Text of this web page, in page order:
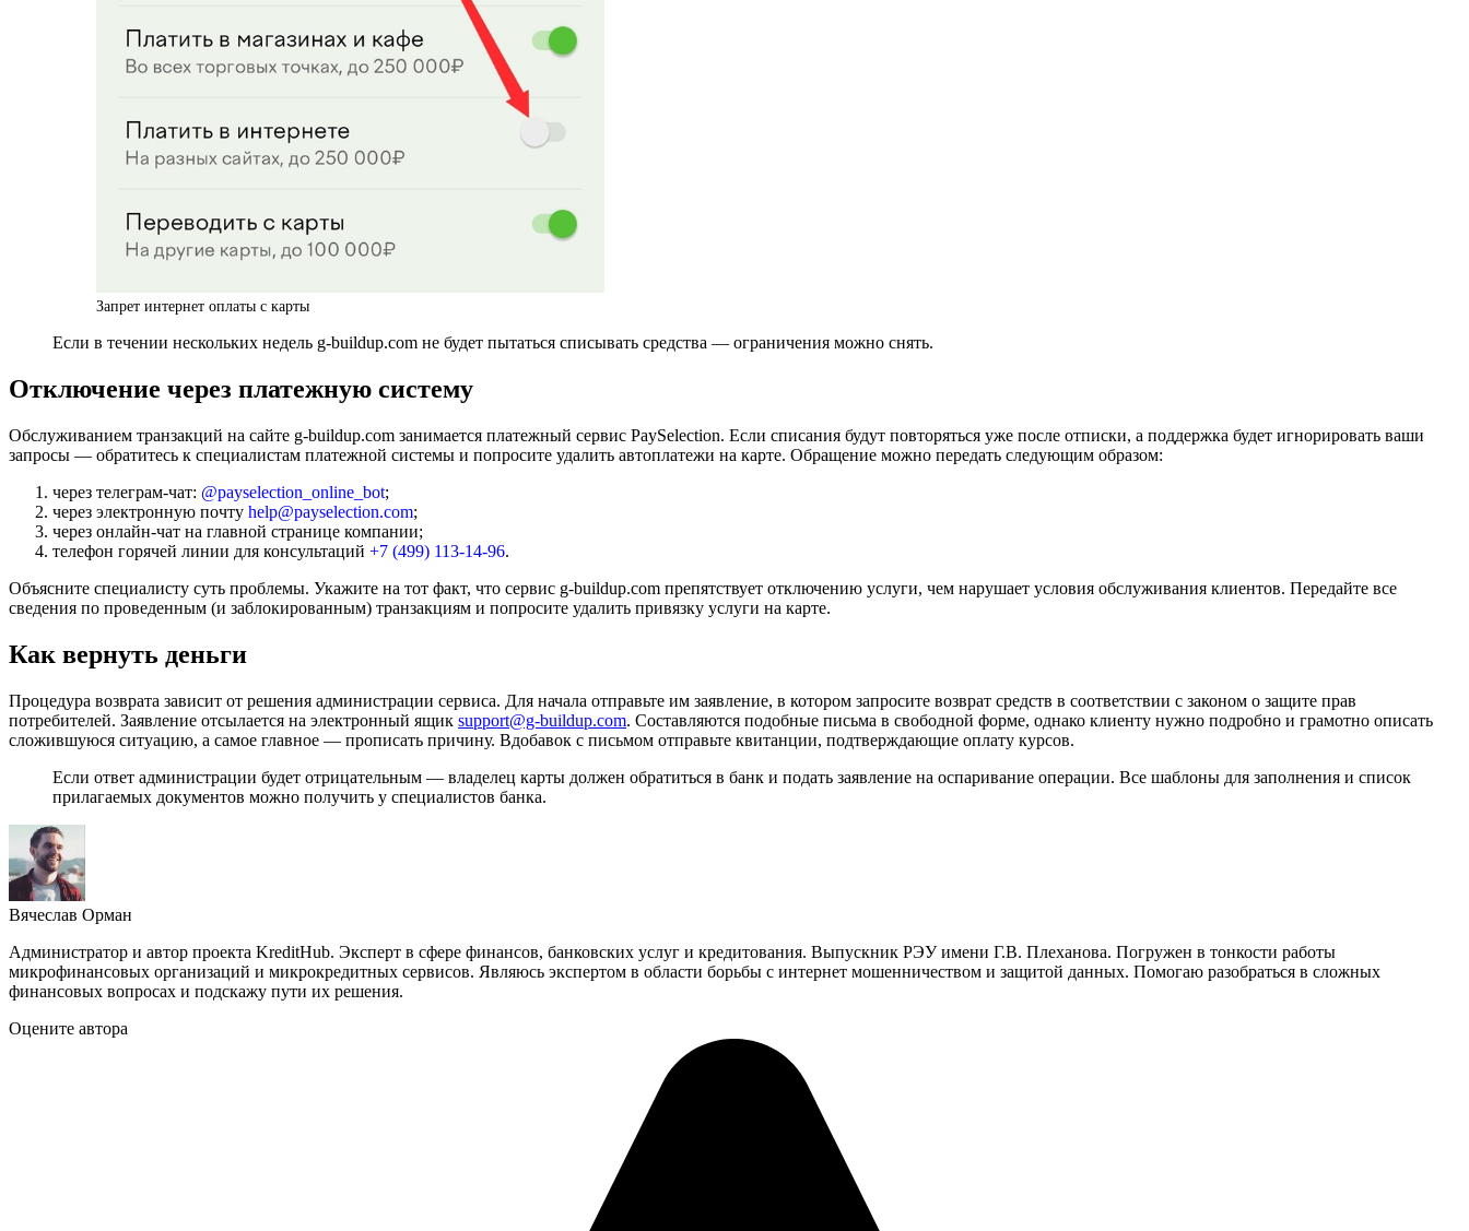
Запрет интернет оплаты с карты
Если в течении нескольких недель g-buildup.com не будет пытаться списывать средства — ограничения можно снять.
Отключение через платежную систему
Обслуживанием транзакций на сайте g-buildup.com занимается платежный сервис PaySelection. Если списания будут повторяться уже после отписки, а поддержка будет игнорировать ваши
запросы — обратитесь к специалистам платежной системы и попросите удалить автоплатежи на карте. Обращение можно передать следующим образом:
через телеграм-чат: @payselection_online_bot;
через электронную почту help@payselection.com;
через онлайн-чат на главной странице компании;
телефон горячей линии для консультаций +7 (499) 113-14-96.
Объясните специалисту суть проблемы. Укажите на тот факт, что сервис g-buildup.com препятствует отключению услуги, чем нарушает условия обслуживания клиентов. Передайте все
сведения по проведенным (и заблокированным) транзакциям и попросите удалить привязку услуги на карте.
Как вернуть деньги
Процедура возврата зависит от решения администрации сервиса. Для начала отправьте им заявление, в котором запросите возврат средств в соответствии с законом о защите прав
потребителей. Заявление отсылается на электронный ящик support@g-buildup.com. Составляются подобные письма в свободной форме, однако клиенту нужно подробно и грамотно описать
сложившуюся ситуацию, а самое главное — прописать причину. Вдобавок с письмом отправьте квитанции, подтверждающие оплату курсов.
Если ответ администрации будет отрицательным — владелец карты должен обратиться в банк и подать заявление на оспаривание операции. Все шаблоны для заполнения и список
прилагаемых документов можно получить у специалистов банка.
Вячеслав Орман
Администратор и автор проекта KreditHub. Эксперт в сфере финансов, банковских услуг и кредитования. Выпускник РЭУ имени Г.В. Плеханова. Погружен в тонкости работы
микрофинансовых организаций и микрокредитных сервисов. Являюсь экспертом в области борьбы с интернет мошенничеством и защитой данных. Помогаю разобраться в сложных
финансовых вопросах и подскажу пути их решения.
Оцените автора